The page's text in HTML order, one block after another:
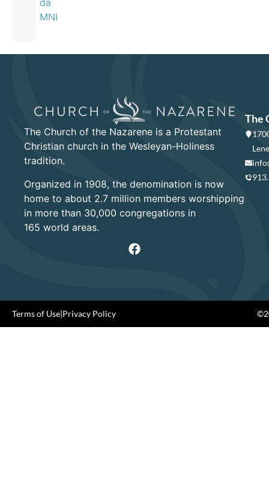
da
MNI
The Church of the Nazarene is a Protestant
Christian church in the Wesleyan-Holiness
tradition.
Organized in 1908, the denomination is now
home to about 2.7 million members worshipping
in more than 30,000 congregations in
165 world areas.
The
Terms of Use|Privacy Policy